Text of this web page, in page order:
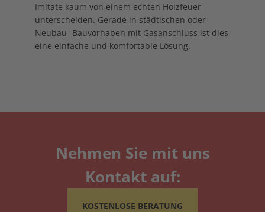
Imitate kaum von einem echten Holzfeuer
unterscheiden. Gerade in städtischen oder
Neubau- Bauvorhaben mit Gasanschluss ist dies
eine einfache und komfortable Lösung.
Nehmen Sie mit uns
Kontakt auf:
KOSTENLOSE BERATUNG